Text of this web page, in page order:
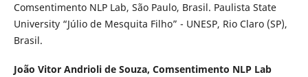
Comsentimento NLP Lab, São Paulo, Brasil. Paulista State
University “Júlio de Mesquita Filho” - UNESP, Rio Claro (SP),
Brasil.
João Vitor Andrioli de Souza, Comsentimento NLP Lab